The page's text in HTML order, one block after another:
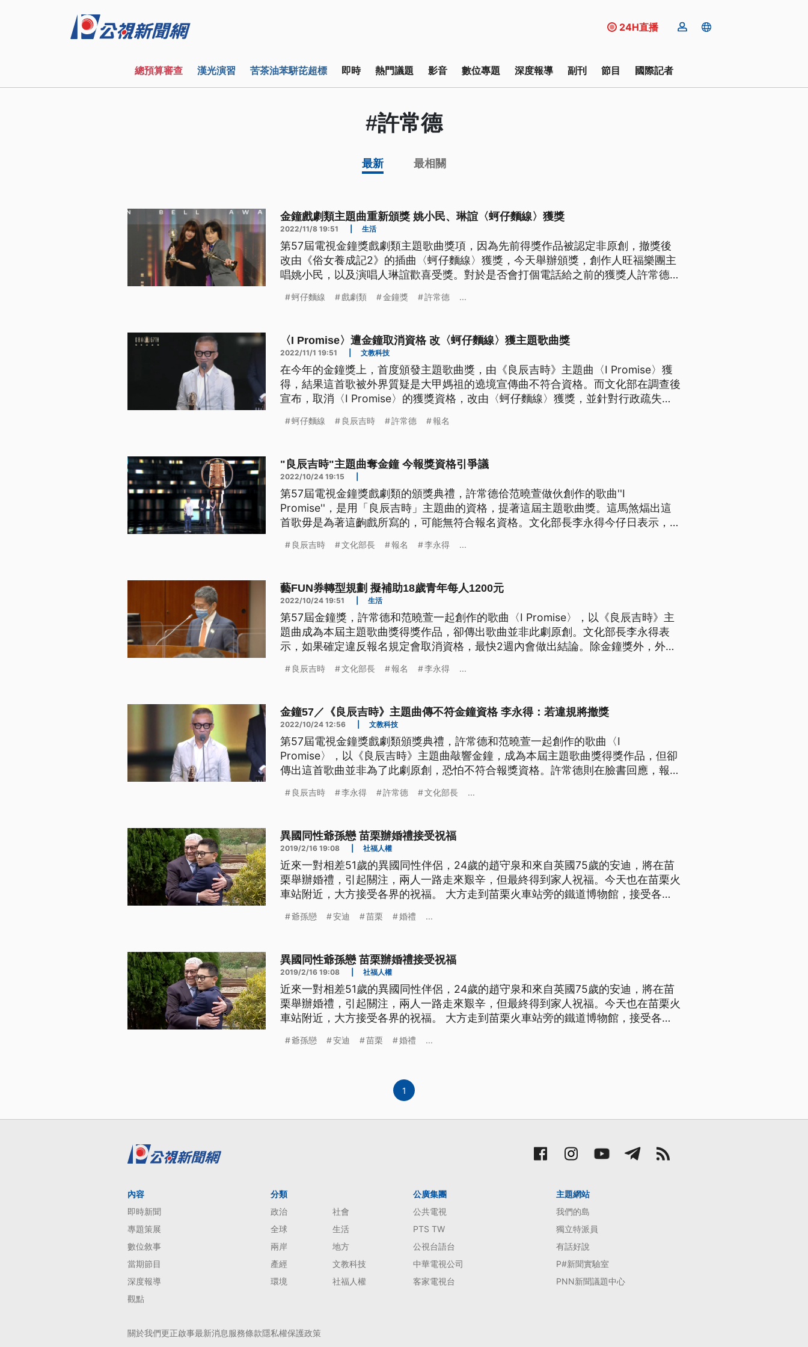
24H直播
總預算審查 漢光演習 苦茶油苯駢芘超標 即時 熱門議題 影音 數位專題 深度報導 副刊 節目 國際記者
#許常德
最新 最相關
金鐘戲劇類主題曲重新頒獎 姚小民、琳誼〈蚵仔麵線〉獲獎
2022/11/8 19:51 生活
第57屆電視金鐘獎戲劇類主題歌曲獎項，因為先前得獎作品被認定非原創，撤獎後
改由《俗女養成記2》的插曲〈蚵仔麵線〉獲獎，今天舉辦頒獎，創作人旺福樂團主
唱姚小民，以及演唱人琳誼歡喜受獎。對於是否會打個電話給之前的獲獎人許常德？
蚵仔麵線 戲劇類 金鐘獎 許常德 ...
〈I Promise〉遭金鐘取消資格 改〈蚵仔麵線〉獲主題歌曲獎
2022/11/1 19:51 文教科技
在今年的金鐘獎上，首度頒發主題歌曲獎，由《良辰吉時》主題曲〈I Promise〉獲
得，結果這首歌被外界質疑是大甲媽祖的遶境宣傳曲不符合資格。而文化部在調查後
宣布，取消〈I Promise〉的獲獎資格，改由〈蚵仔麵線〉獲獎，並針對行政疏失，
蚵仔麵線 良辰吉時 許常德 報名
"良辰吉時"主題曲奪金鐘 今報獎資格引爭議
2022/10/24 19:15
第57屆電視金鐘獎戲劇類的頒獎典禮，許常德佮范曉萱做伙創作的歌曲''I
Promise''，是用「良辰吉時」主題曲的資格，提著這屆主題歌曲獎。這馬煞煏出這
首歌毋是為著這齣戲所寫的，可能無符合報名資格。文化部長李永得今仔日表示，目
良辰吉時 文化部長 報名 李永得 ...
藝FUN券轉型規劃 擬補助18歲青年每人1200元
2022/10/24 19:51 生活
第57屆金鐘獎，許常德和范曉萱一起創作的歌曲〈I Promise〉，以《良辰吉時》主
題曲成為本屆主題歌曲獎得獎作品，卻傳出歌曲並非此劇原創。文化部長李永得表
示，如果確定違反報名規定會取消資格，最快2週內會做出結論。除金鐘獎外，外界
範圍包括電影、書店等場域。
良辰吉時 文化部長 報名 李永得 ...
金鐘57／《良辰吉時》主題曲傳不符金鐘資格 李永得：若違規將撤獎
2022/10/24 12:56 文教科技
第57屆電視金鐘獎戲劇類頒獎典禮，許常德和范曉萱一起創作的歌曲〈I
Promise〉，以《良辰吉時》主題曲敲響金鐘，成為本屆主題歌曲獎得獎作品，但卻
傳出這首歌曲並非為了此劇原創，恐怕不符合報獎資格。許常德則在臉書回應，報名
目前正在請評審委員會鑑定了解中，如果確定違反報名規定，會取消資格，最快兩週
良辰吉時 李永得 許常德 文化部長 ...
異國同性爺孫戀 苗栗辦婚禮接受祝福
2019/2/16 19:08 社福人權
近來一對相差51歲的異國同性伴侶，24歲的趙守泉和來自英國75歲的安迪，將在苗
栗舉辦婚禮，引起關注，兩人一路走來艱辛，但最終得到家人祝福。今天也在苗栗火
車站附近，大方接受各界的祝福。 大方走到苗栗火車站旁的鐵道博物館，接受各界
眾，特地從外縣市到苗栗給予祝福，趙守泉的國中老師更親自前來。 趙守泉的國中
爺孫戀 安迪 苗栗 婚禮 ...
異國同性爺孫戀 苗栗辦婚禮接受祝福
2019/2/16 19:08 社福人權
近來一對相差51歲的異國同性伴侶，24歲的趙守泉和來自英國75歲的安迪，將在苗
栗舉辦婚禮，引起關注，兩人一路走來艱辛，但最終得到家人祝福。今天也在苗栗火
車站附近，大方接受各界的祝福。 大方走到苗栗火車站旁的鐵道博物館，接受各界
眾，特地從外縣市到苗栗給予祝福，趙守泉的國中老師更親自前來。 趙守泉的國中
爺孫戀 安迪 苗栗 婚禮 ...
1
內容
即時新聞
專題策展
數位敘事
當期節目
深度報導
觀點
分類
政治
社會
全球
生活
兩岸
地方
產經
文教科技
環境
社福人權
公廣集團
公共電視
PTS TW
公視台語台
中華電視公司
客家電視台
主題網站
我們的島
獨立特派員
有話好說
P#新聞實驗室
PNN新聞議題中心
關於我們更正啟事最新消息服務條款隱私權保護政策